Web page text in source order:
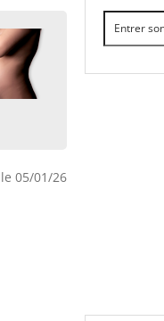
05/01/26